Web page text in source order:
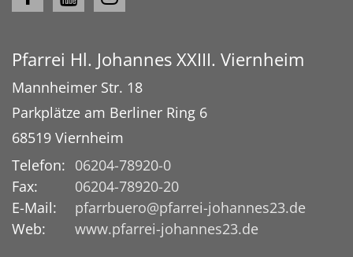
Pfarrei Hl. Johannes XXIII. Viernheim
Mannheimer Str. 18
Parkplätze am Berliner Ring 6
68519 Viernheim
Telefon: 06204-78920-0
Fax:
06204-78920-20
E-Mail:
pfarrbuero@pfarrei-johannes23.de
Web:
www.pfarrei-johannes23.de